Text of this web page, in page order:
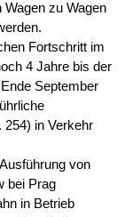
zu Wagen
Fortschritt im
4 Jahre bis der
September
254) in Verkehr
von
bei Prag
in Betrieb